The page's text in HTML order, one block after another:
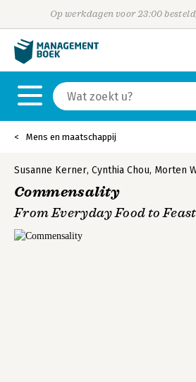
Op werkdagen voor 23:00
Mens en maatschappij
Susanne Kerner, Cynthia Chou, Morten
Commensality
From Everyday Food to Feast